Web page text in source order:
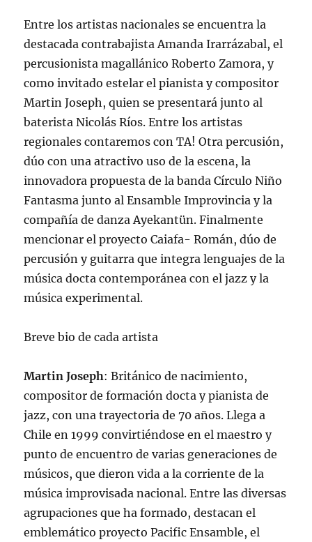
Entre los artistas nacionales se encuentra la
destacada contrabajista Amanda Irarrázabal, el
percusionista magallánico Roberto Zamora, y
como invitado estelar el pianista y compositor
Martin Joseph, quien se presentará junto al
baterista Nicolás Ríos. Entre los artistas
regionales contaremos con TA! Otra percusión,
dúo con una atractivo uso de la escena, la
innovadora propuesta de la banda Círculo Niño
Fantasma junto al Ensamble Improvincia y la
compañía de danza Ayekantün. Finalmente
mencionar el proyecto Caiafa- Román, dúo de
percusión y guitarra que integra lenguajes de la
música docta contemporánea con el jazz y la
música experimental.
Breve bio de cada artista
Martin Joseph: Británico de nacimiento,
compositor de formación docta y pianista de
jazz, con una trayectoria de 70 años. Llega a
Chile en 1999 convirtiéndose en el maestro y
punto de encuentro de varias generaciones de
músicos, que dieron vida a la corriente de la
música improvisada nacional. Entre las diversas
agrupaciones que ha formado, destacan el
emblemático proyecto Pacific Ensamble, el